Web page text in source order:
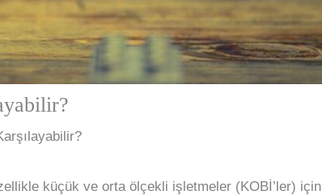
küçük ve orta ölçekli işletmeler (KOBİ’ler) için